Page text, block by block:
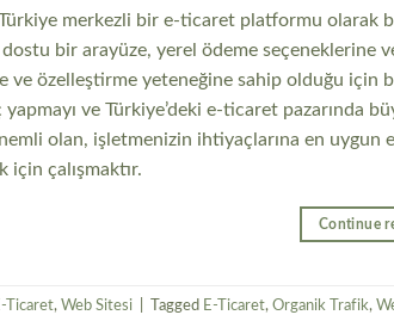
merkezli bir e-ticaret platformu olarak
dostu bir arayüze, yerel ödeme seçeneklerine
ve özelleştirme yeteneğine sahip olduğu için
yapmayı ve Türkiye’deki e-ticaret pazarında
olan, işletmenizin ihtiyaçlarına en uygun
için çalışmaktır.
Continue
Ticaret, Web Sitesi Tagged E-Ticaret, Organik Trafik,